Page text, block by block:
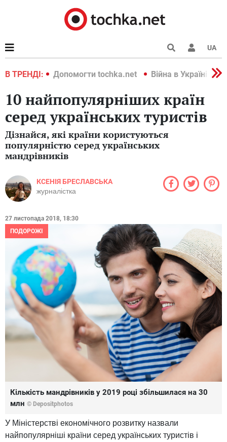
UA
В ТРЕНДІ:
2022 Допомогти tochka.net Війна в Україні 2022
10 найпопулярніших країн
серед українських туристів
Дізнайся, які країни користуються
популярністю серед українських
мандрівників
КСЕНІЯ БРЕСЛАВСЬКА
журналістка
27 листопада 2018, 18:30
ПОДОРОЖІ
Кількість мандрівників у 2019 році збільшилася на 30
млн © Depositphotos
У Міністерстві економічного розвитку назвали
найпопулярніші країни серед українських туристів і